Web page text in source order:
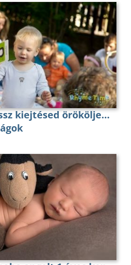
kiejtésed örökölje…